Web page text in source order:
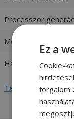
Processzor
Memória (RAM)
Háttértár
Teljes adatlap
Ez a
Cookie-
forgalom